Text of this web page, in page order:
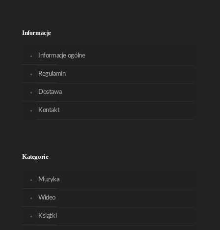
Informacje
Informacje ogólne
Regulamin
Dostawa
Kontakt
Kategorie
Muzyka
Wideo
Książki